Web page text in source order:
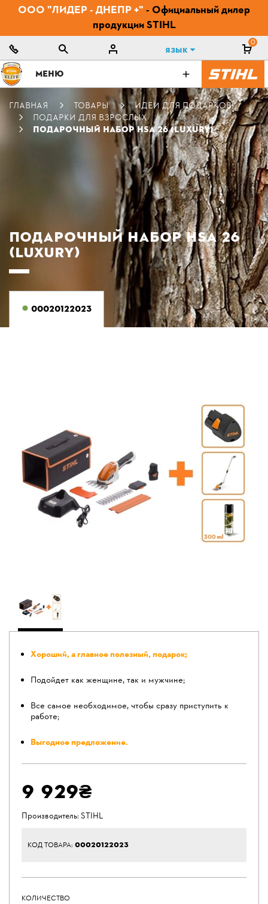
ООО "ЛИДЕР - ДНЕПР +" - Официальный дилер
продукции STIHL
Язык
0
МЕНЮ
ГЛАВНАЯ ТОВАРЫ
ИДЕИ ДЛЯ ПОДАРКОВ!
ПОДАРКИ ДЛЯ ВЗРОСЛЫХ
ПОДАРОЧНЫЙ НАБОР HSA 26 (LUXURY)
ПОДАРОЧНЫЙ НАБОР HSA 26
(LUXURY)
00020122023
Хороший, а главное полезный, подарок;
Подойдет как женщине, так и мужчине;
Все самое необходимое, чтобы сразу приступить к
работе;
Выгодное предложение.
9 929₴
Производитель:STIHL
КОД ТОВАРА: 00020122023
КОЛИЧЕСТВО